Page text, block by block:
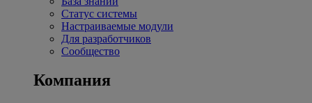
Статус системы
Настраиваемые модули
Для разработчиков
Сообщество
Компания